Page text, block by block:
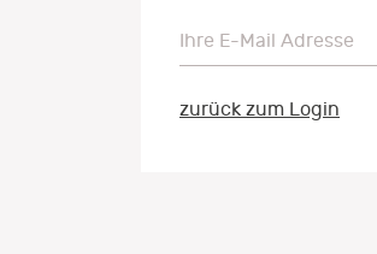
Ihre E-Mail Adresse
Ihre E-Mail Adresse
zurück zum Login